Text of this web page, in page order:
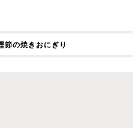
節の焼きおにぎり